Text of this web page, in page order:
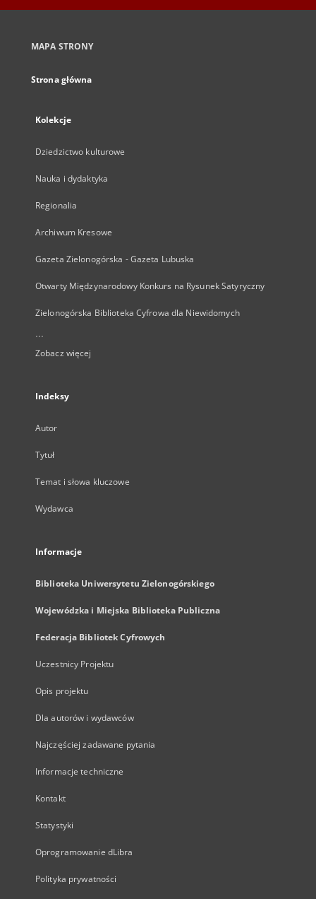
MAPA STRONY
Strona główna
Kolekcje
Dziedzictwo kulturowe
Nauka i dydaktyka
Regionalia
Archiwum Kresowe
Gazeta Zielonogórska - Gazeta Lubuska
Otwarty Międzynarodowy Konkurs na Rysunek Satyryczny
Zielonogórska Biblioteka Cyfrowa dla Niewidomych
...
Zobacz więcej
Indeksy
Autor
Tytuł
Temat i słowa kluczowe
Wydawca
Informacje
Biblioteka Uniwersytetu Zielonogórskiego
Wojewódzka i Miejska Biblioteka Publiczna
Federacja Bibliotek Cyfrowych
Uczestnicy Projektu
Opis projektu
Dla autorów i wydawców
Najczęściej zadawane pytania
Informacje techniczne
Kontakt
Statystyki
Oprogramowanie dLibra
Polityka prywatności